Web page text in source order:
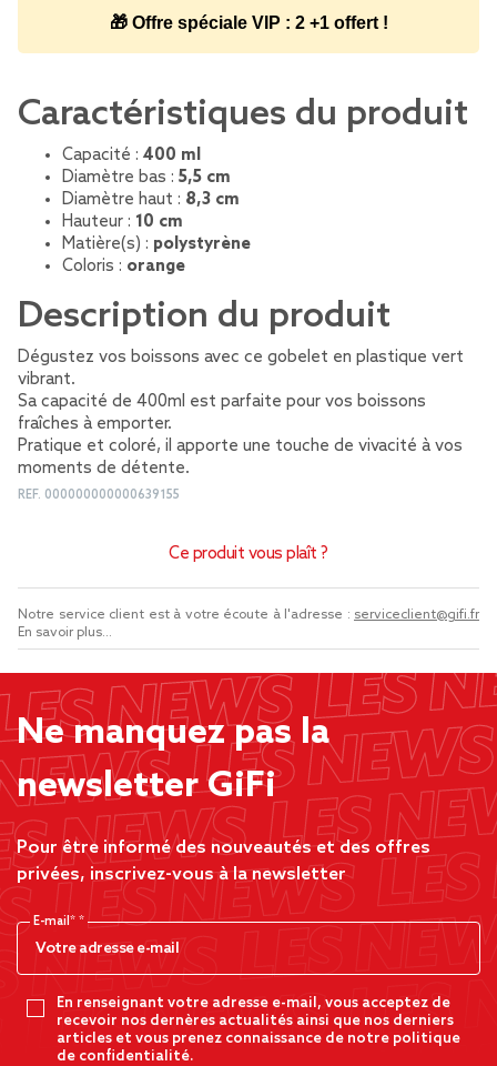
🎁 Offre spéciale VIP : 2 +1 offert !
Caractéristiques du produit
Capacité : 400 ml
Diamètre bas : 5,5 cm
Diamètre haut : 8,3 cm
Hauteur : 10 cm
Matière(s) : polystyrène
Coloris : orange
Description du produit
Dégustez vos boissons avec ce gobelet en plastique vert
vibrant.
Sa capacité de 400ml est parfaite pour vos boissons
fraîches à emporter.
Pratique et coloré, il apporte une touche de vivacité à vos
moments de détente.
REF. 000000000000639155
Ce produit vous plaît ?
Notre service client est à votre écoute à l'adresse : serviceclient@gifi.fr
En savoir plus...
Ne manquez pas la
newsletter GiFi
Pour être informé des nouveautés et des offres
privées, inscrivez-vous à la newsletter
E-mail*
En renseignant votre adresse e-mail, vous acceptez de
recevoir nos dernères actualités ainsi que nos derniers
articles et vous prenez connaissance de notre politique
de confidentialité.